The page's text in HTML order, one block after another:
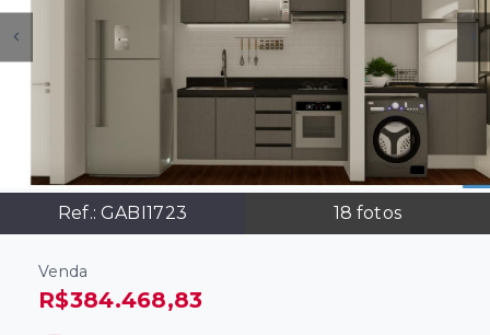
Ref.: GABI1723 18 fotos
Venda
R$384.468,83